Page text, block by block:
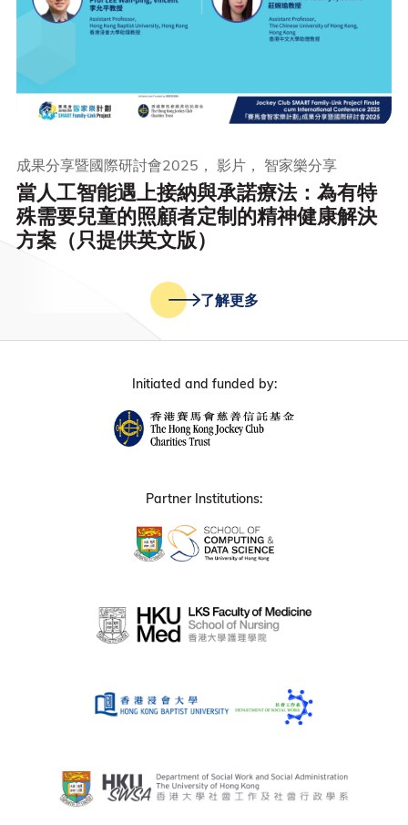
當人工智能遇上接納與承諾療法：為有特
殊需要兒童的照顧者定制的精神健康解決
方案（只提供英文版）
成果分享暨國際研討會2025， 影片， 智家樂分享
了解更多
Initiated and funded by:
Partner Institutions: